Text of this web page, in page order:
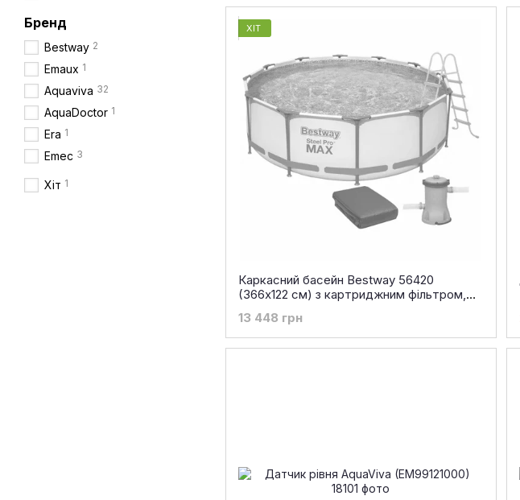
ХІТ
Каркасний басейн Bestway 56420
(366х122 см) з картриджним фільтром,
13 448 грн
Бренд
Bestway 2
Emaux 1
Aquaviva 32
AquaDoctor 1
Era 1
Emec 3
Хіт 1